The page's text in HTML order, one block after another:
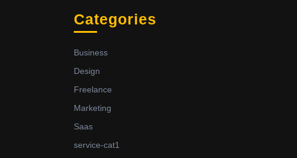
Categories
Business
Design
Freelance
Marketing
Saas
service-cat1